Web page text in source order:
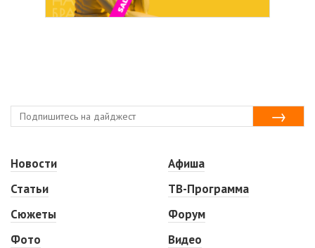
Новости
Статьи
Сюжеты
Фото
Афиша
ТВ-Программа
Форум
Видео